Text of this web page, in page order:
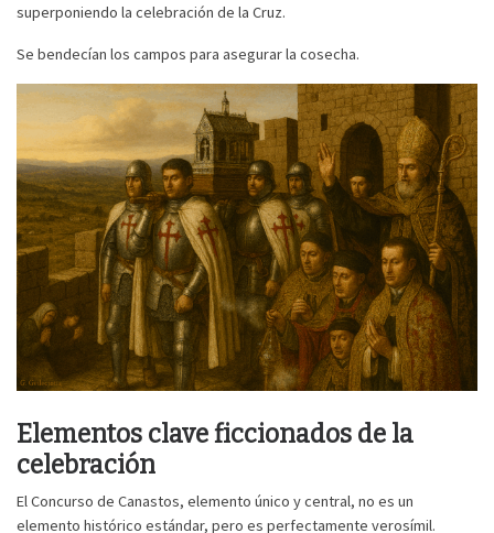
superponiendo la celebración de la Cruz.
Se bendecían los campos para asegurar la cosecha.
Elementos clave ficcionados de la
celebración
El Concurso de Canastos, elemento único y central, no es un
elemento histórico estándar, pero es perfectamente verosímil.